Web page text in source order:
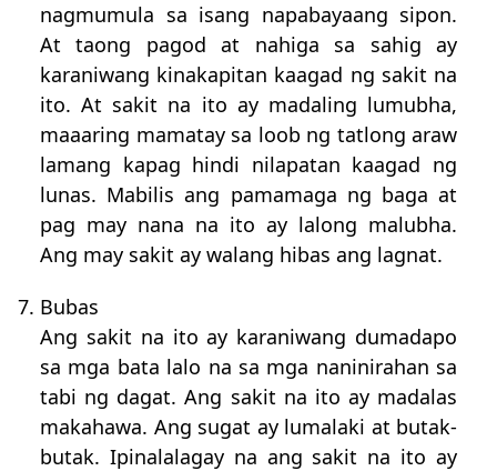
nagmumula sa isang napabayaang sipon.
At taong pagod at nahiga sa sahig ay
karaniwang kinakapitan kaagad ng sakit na
ito. At sakit na ito ay madaling lumubha,
maaaring mamatay sa loob ng tatlong araw
lamang kapag hindi nilapatan kaagad ng
lunas. Mabilis ang pamamaga ng baga at
pag may nana na ito ay lalong malubha.
Ang may sakit ay walang hibas ang lagnat.
7. Bubas
Ang sakit na ito ay karaniwang dumadapo
sa mga bata lalo na sa mga naninirahan sa
tabi ng dagat. Ang sakit na ito ay madalas
makahawa. Ang sugat ay lumalaki at butak-
butak. Ipinalalagay na ang sakit na ito ay